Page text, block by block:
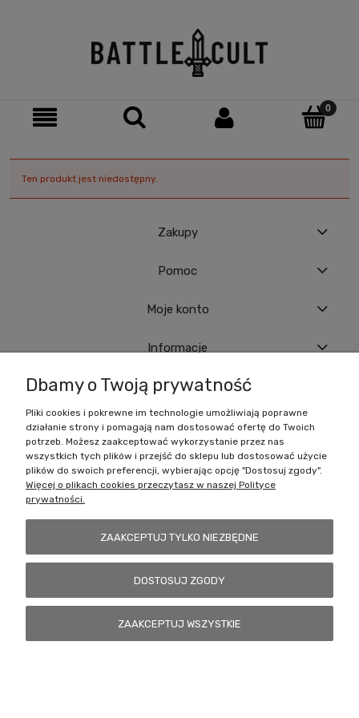
Ten produkt jest niedostępny.
Zakupy
Pomoc
Moje konto
Informacje
Battlecult | ul. Benedykta Dybowskiego 45/7, 41-208 Sosnowiec, woj.
śląskie | Email:kontakt@battlecult.plTel.: 669966242 | NIP:
6443563610 REGON: 520502331
POKAŻ PEŁNĄ WERSJĘ STRONY
Dbamy o Twoją prywatność
Pliki cookies i pokrewne im technologie umożliwiają poprawne
działanie strony i pomagają nam dostosować ofertę do Twoich
potrzeb. Możesz zaakceptować wykorzystanie przez nas
wszystkich tych plików i przejść do sklepu lub dostosować użycie
plików do swoich preferencji, wybierając opcję "Dostosuj zgody".
Więcej o plikach cookies przeczytasz w naszej Polityce
prywatności.
ZAAKCEPTUJ TYLKO NIEZBĘDNE
DOSTOSUJ ZGODY
ZAAKCEPTUJ WSZYSTKIE